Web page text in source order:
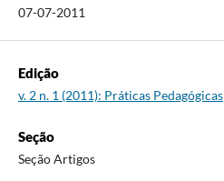
07-07-2011
Edição
v. 2 n. 1 (2011): Práticas Pedagógicas
Seção
Seção Artigos